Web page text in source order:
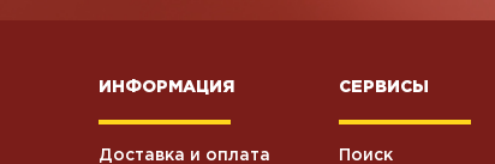
ИНФОРМАЦИЯ
Доставка и оплата
СЕРВИСЫ
Поиск